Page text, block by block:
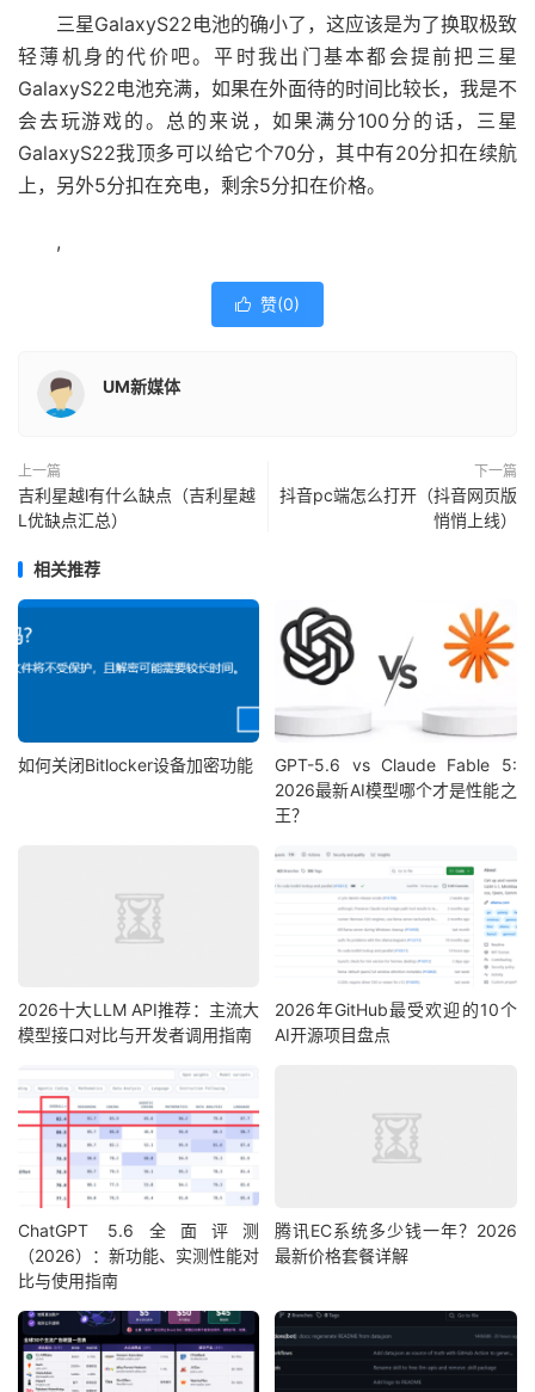
三星GalaxyS22电池的确小了，这应该是为了换取极致
轻薄机身的代价吧。平时我出门基本都会提前把三星
GalaxyS22电池充满，如果在外面待的时间比较长，我是不
会去玩游戏的。总的来说，如果满分100分的话，三星
GalaxyS22我顶多可以给它个70分，其中有20分扣在续航
上，另外5分扣在充电，剩余5分扣在价格。
,
 赞(0)
UM新媒体
上一篇
吉利星越l有什么缺点（吉利星越
L优缺点汇总）
下一篇
抖音pc端怎么打开（抖音网页版
悄悄上线）
相关推荐
如何关闭Bitlocker设备加密功能
GPT-5.6 vs Claude Fable 5:
2026最新AI模型哪个才是性能之
王？
2026十大LLM API推荐：主流大
模型接口对比与开发者调用指南
2026年GitHub最受欢迎的10个
AI开源项目盘点
ChatGPT 5.6全面评测
（2026）：新功能、实测性能对
比与使用指南
腾讯EC系统多少钱一年？2026
最新价格套餐详解